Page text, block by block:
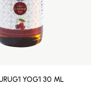
YOG’I 30 ML